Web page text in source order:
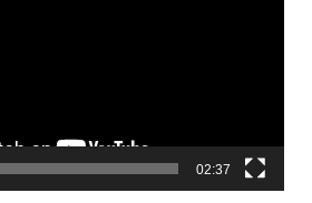
02:37